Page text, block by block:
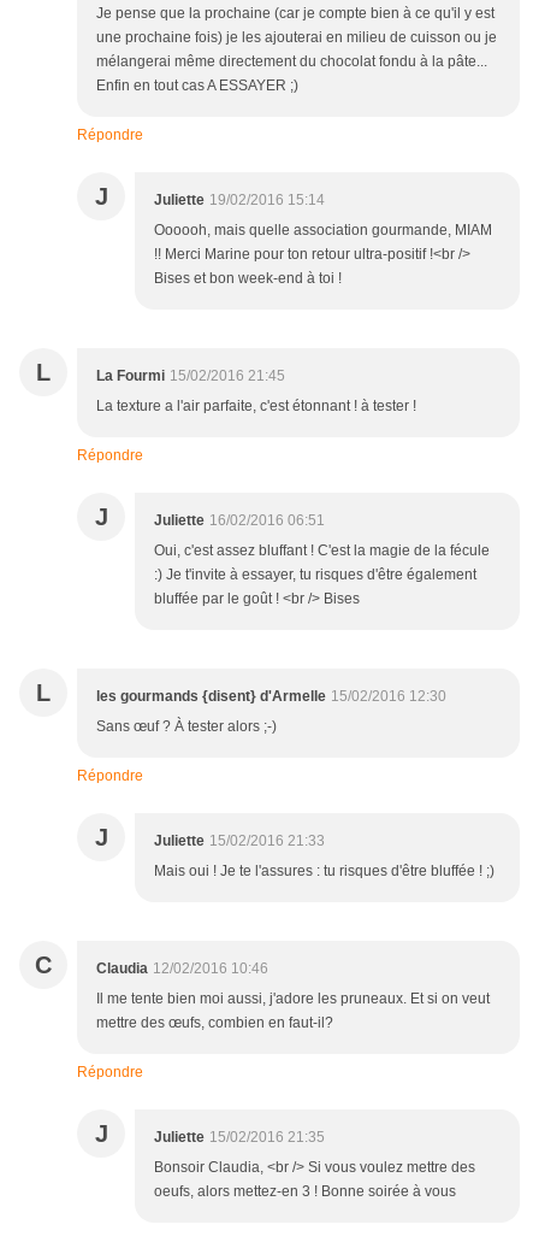
Je pense que la prochaine (car je compte bien à ce qu'il y est
une prochaine fois) je les ajouterai en milieu de cuisson ou je
mélangerai même directement du chocolat fondu à la pâte...
Enfin en tout cas A ESSAYER ;)
Répondre
J Juliette 19/02/2016 15:14
Oooooh, mais quelle association gourmande, MIAM
!! Merci Marine pour ton retour ultra-positif !<br />
Bises et bon week-end à toi !
L La Fourmi 15/02/2016 21:45
La texture a l'air parfaite, c'est étonnant ! à tester !
Répondre
J Juliette 16/02/2016 06:51
Oui, c'est assez bluffant ! C'est la magie de la fécule
:) Je t'invite à essayer, tu risques d'être également
bluffée par le goût ! <br /> Bises
L les gourmands {disent} d'Armelle 15/02/2016 12:30
Sans œuf ? À tester alors ;-)
Répondre
J Juliette 15/02/2016 21:33
Mais oui ! Je te l'assures : tu risques d'être bluffée ! ;)
C Claudia 12/02/2016 10:46
Il me tente bien moi aussi, j'adore les pruneaux. Et si on veut
mettre des œufs, combien en faut-il?
Répondre
J Juliette 15/02/2016 21:35
Bonsoir Claudia, <br /> Si vous voulez mettre des
oeufs, alors mettez-en 3 ! Bonne soirée à vous